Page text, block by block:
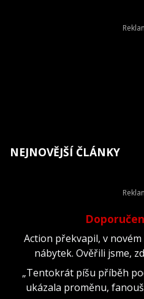
NEJNOVĚJŠÍ ČLÁNKY
Action překvapil, v
nábytek. Ověřili jsme,
„Tentokrát píšu příběh
ukázala proměnu,